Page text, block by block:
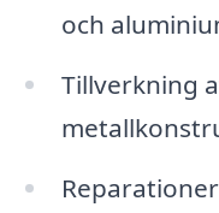
och
Tillverkning